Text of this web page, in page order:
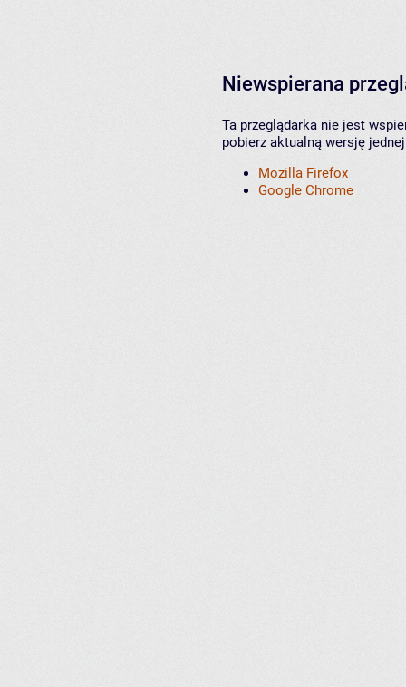
Niewspierana
Ta przeglądarka nie jest
pobierz aktualną wersję
Mozilla Firefox
Google Chrome